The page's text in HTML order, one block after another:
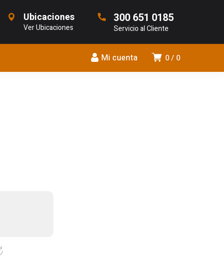
Ubicaciones
Ver Ubicaciones
300 651 0185
Servicio al Cliente
0 0
Mi cuenta